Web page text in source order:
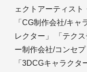
ェクトアーティス
「CG制作会社/キャ
レクター」 「テク
ー制作会社/コンセ
「3DCGキャラク